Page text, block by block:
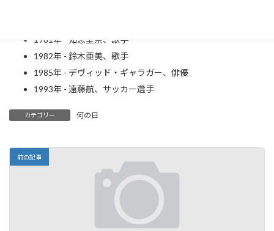
1981年 - 知念里奈、歌手
1982年 - 鈴木亜美、歌手
1985年 - デヴィッド・ギャラガー、俳優
1993年 - 遠藤航、サッカー選手
カテゴリー 何の日
前の記事